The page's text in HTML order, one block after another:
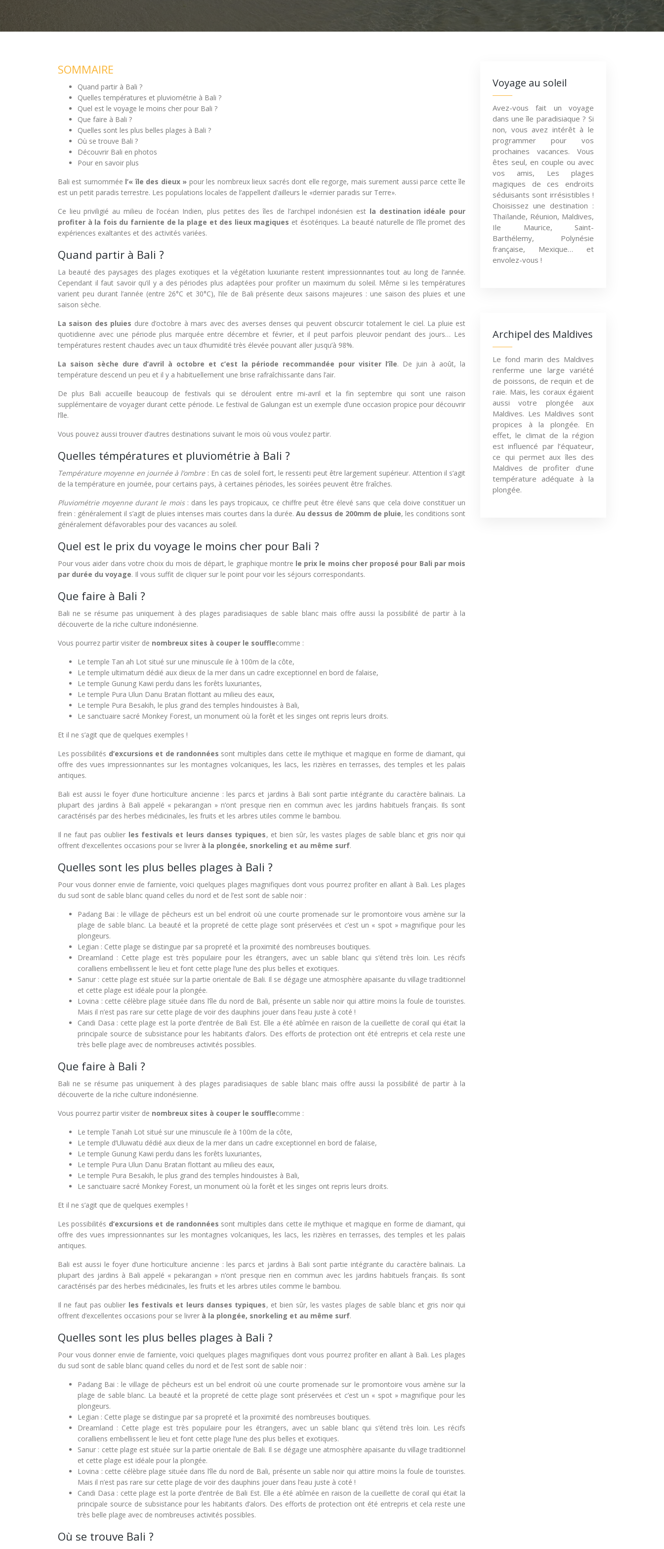
SOMMAIRE
Quand partir à Bali ?
Quelles températures et pluviométrie à Bali ?
Quel est le voyage le moins cher pour Bali ?
Que faire à Bali ?
Quelles sont les plus belles plages à Bali ?
Où se trouve Bali ?
Découvrir Bali en photos
Pour en savoir plus
Bali est surnommée l’« île des dieux » pour les nombreux lieux sacrés dont elle regorge, mais surement aussi parce cette île
est un petit paradis terrestre. Les populations locales de l’appellent d’ailleurs le «dernier paradis sur Terre».
Ce lieu priviligié au milieu de l’océan Indien, plus petites des îles de l’archipel indonésien est la destination idéale pour
profiter à la fois du farniente de la plage et des lieux magiques et ésotériques. La beauté naturelle de l’île promet des
expériences exaltantes et des activités variées.
Quand partir à Bali ?
La beauté des paysages des plages exotiques et la végétation luxuriante restent impressionnantes tout au long de l’année.
Cependant il faut savoir qu’il y a des périodes plus adaptées pour profiter un maximum du soleil. Même si les températures
varient peu durant l’année (entre 26°C et 30°C), l’ile de Bali présente deux saisons majeures : une saison des pluies et une
saison sèche.
La saison des pluies dure d’octobre à mars avec des averses denses qui peuvent obscurcir totalement le ciel. La pluie est
quotidienne avec une période plus marquée entre décembre et février, et il peut parfois pleuvoir pendant des jours… Les
températures restent chaudes avec un taux d’humidité très élevée pouvant aller jusqu’à 98%.
La saison sèche dure d’avril à octobre et c’est la période recommandée pour visiter l’île. De juin à août, la
température descend un peu et il y a habituellement une brise rafraîchissante dans l’air.
De plus Bali accueille beaucoup de festivals qui se déroulent entre mi-avril et la fin septembre qui sont une raison
supplémentaire de voyager durant cette période. Le festival de Galungan est un exemple d’une occasion propice pour découvrir
l’île.
Vous pouvez aussi trouver d’autres destinations suivant le mois où vous voulez partir.
Quelles témpératures et pluviométrie à Bali ?
Température moyenne en journée à l’ombre: En cas de soleil fort, le ressenti peut être largement supérieur. Attention il s’agit
de la température en journée, pour certains pays, à certaines périodes, les soirées peuvent être fraîches.
Pluviométrie moyenne durant le mois: dans les pays tropicaux, ce chiffre peut être élevé sans que cela doive constituer un
frein : généralement il s’agit de pluies intenses mais courtes dans la durée. Au dessus de 200mm de pluie, les conditions sont
généralement défavorables pour des vacances au soleil.
Quel est le prix du voyage le moins cher pour Bali ?
Pour vous aider dans votre choix du mois de départ, le graphique montre le prix le moins cher proposé pour Bali par mois
par durée du voyage. Il vous suffit de cliquer sur le point pour voir les séjours correspondants.
Que faire à Bali ?
Bali ne se résume pas uniquement à des plages paradisiaques de sable blanc mais offre aussi la possibilité de partir à la
découverte de la riche culture indonésienne.
Vous pourrez partir visiter de nombreux sites à couper le soufflecomme :
Le temple Tan ah Lot situé sur une minuscule ile à 100m de la côte,
Le temple ultimatum dédié aux dieux de la mer dans un cadre exceptionnel en bord de falaise,
Le temple Gunung Kawi perdu dans les forêts luxuriantes,
Le temple Pura Ulun Danu Bratan flottant au milieu des eaux,
Le temple Pura Besakih, le plus grand des temples hindouistes à Bali,
Le sanctuaire sacré Monkey Forest, un monument où la forêt et les singes ont repris leurs droits.
Et il ne s’agit que de quelques exemples !
Les possibilités d’excursions et de randonnées sont multiples dans cette ile mythique et magique en forme de diamant, qui
offre des vues impressionnantes sur les montagnes volcaniques, les lacs, les rizières en terrasses, des temples et les palais
antiques.
Bali est aussi le foyer d’une horticulture ancienne : les parcs et jardins à Bali sont partie intégrante du caractère balinais. La
plupart des jardins à Bali appelé « pekarangan » n’ont presque rien en commun avec les jardins habituels français. Ils sont
caractérisés par des herbes médicinales, les fruits et les arbres utiles comme le bambou.
Il ne faut pas oublier les festivals et leurs danses typiques, et bien sûr, les vastes plages de sable blanc et gris noir qui
offrent d’excellentes occasions pour se livrer à la plongée, snorkeling et au même surf.
Quelles sont les plus belles plages à Bali ?
Pour vous donner envie de farniente, voici quelques plages magnifiques dont vous pourrez profiter en allant à Bali. Les plages
du sud sont de sable blanc quand celles du nord et de l’est sont de sable noir :
Padang Bai : le village de pêcheurs est un bel endroit où une courte promenade sur le promontoire vous amène sur la
plage de sable blanc. La beauté et la propreté de cette plage sont préservées et c’est un « spot » magnifique pour les
plongeurs.
Legian : Cette plage se distingue par sa propreté et la proximité des nombreuses boutiques.
Dreamland : Cette plage est très populaire pour les étrangers, avec un sable blanc qui s’étend très loin. Les récifs
coralliens embellissent le lieu et font cette plage l’une des plus belles et exotiques.
Sanur : cette plage est située sur la partie orientale de Bali. Il se dégage une atmosphère apaisante du village traditionnel
et cette plage est idéale pour la plongée.
Lovina : cette célèbre plage située dans l’île du nord de Bali, présente un sable noir qui attire moins la foule de touristes.
Mais il n’est pas rare sur cette plage de voir des dauphins jouer dans l’eau juste à coté !
Candi Dasa : cette plage est la porte d’entrée de Bali Est. Elle a été abîmée en raison de la cueillette de corail qui était la
principale source de subsistance pour les habitants d’alors. Des efforts de protection ont été entrepris et cela reste une
très belle plage avec de nombreuses activités possibles.
Que faire à Bali ?
Bali ne se résume pas uniquement à des plages paradisiaques de sable blanc mais offre aussi la possibilité de partir à la
découverte de la riche culture indonésienne.
Vous pourrez partir visiter de nombreux sites à couper le soufflecomme :
Le temple Tanah Lot situé sur une minuscule ile à 100m de la côte,
Le temple d’Uluwatu dédié aux dieux de la mer dans un cadre exceptionnel en bord de falaise,
Le temple Gunung Kawi perdu dans les forêts luxuriantes,
Le temple Pura Ulun Danu Bratan flottant au milieu des eaux,
Le temple Pura Besakih, le plus grand des temples hindouistes à Bali,
Le sanctuaire sacré Monkey Forest, un monument où la forêt et les singes ont repris leurs droits.
Et il ne s’agit que de quelques exemples !
Les possibilités d’excursions et de randonnées sont multiples dans cette ile mythique et magique en forme de diamant, qui
offre des vues impressionnantes sur les montagnes volcaniques, les lacs, les rizières en terrasses, des temples et les palais
antiques.
Bali est aussi le foyer d’une horticulture ancienne : les parcs et jardins à Bali sont partie intégrante du caractère balinais. La
plupart des jardins à Bali appelé « pekarangan » n’ont presque rien en commun avec les jardins habituels français. Ils sont
caractérisés par des herbes médicinales, les fruits et les arbres utiles comme le bambou.
Il ne faut pas oublier les festivals et leurs danses typiques, et bien sûr, les vastes plages de sable blanc et gris noir qui
offrent d’excellentes occasions pour se livrer à la plongée, snorkeling et au même surf.
Quelles sont les plus belles plages à Bali ?
Pour vous donner envie de farniente, voici quelques plages magnifiques dont vous pourrez profiter en allant à Bali. Les plages
du sud sont de sable blanc quand celles du nord et de l’est sont de sable noir :
Padang Bai : le village de pêcheurs est un bel endroit où une courte promenade sur le promontoire vous amène sur la
plage de sable blanc. La beauté et la propreté de cette plage sont préservées et c’est un « spot » magnifique pour les
plongeurs.
Legian : Cette plage se distingue par sa propreté et la proximité des nombreuses boutiques.
Dreamland : Cette plage est très populaire pour les étrangers, avec un sable blanc qui s’étend très loin. Les récifs
coralliens embellissent le lieu et font cette plage l’une des plus belles et exotiques.
Sanur : cette plage est située sur la partie orientale de Bali. Il se dégage une atmosphère apaisante du village traditionnel
et cette plage est idéale pour la plongée.
Lovina : cette célèbre plage située dans l’île du nord de Bali, présente un sable noir qui attire moins la foule de touristes.
Mais il n’est pas rare sur cette plage de voir des dauphins jouer dans l’eau juste à coté !
Candi Dasa : cette plage est la porte d’entrée de Bali Est. Elle a été abîmée en raison de la cueillette de corail qui était la
principale source de subsistance pour les habitants d’alors. Des efforts de protection ont été entrepris et cela reste une
très belle plage avec de nombreuses activités possibles.
Où se trouve Bali ?
Voyage au soleil
Avez-vous fait un voyage
dans une île paradisiaque ? Si
non, vous avez intérêt à le
programmer pour vos
prochaines vacances. Vous
êtes seul, en couple ou avec
vos amis, Les plages
magiques de ces endroits
séduisants sont irrésistibles !
Choisissez une destination :
Thaïlande, Réunion, Maldives,
Ile Maurice, Saint-
Barthélemy, Polynésie
française, Mexique… et
envolez-vous !
Archipel des Maldives
Le fond marin des Maldives
renferme une large variété
de poissons, de requin et de
raie. Mais, les coraux égaient
aussi votre plongée aux
Maldives. Les Maldives sont
propices à la plongée. En
effet, le climat de la région
est influencé par l’équateur,
ce qui permet aux îles des
Maldives de profiter d’une
température adéquate à la
plongée.